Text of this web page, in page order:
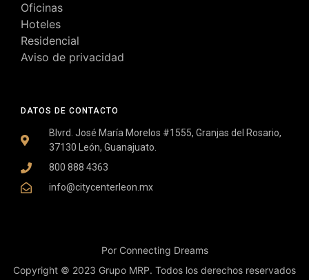
DATOS DE CONTACTO
Blvrd. José María Morelos #1555, Granjas del Rosario,
37130 León, Guanajuato.
800 888 4363
info@citycenterleon.mx
Oficinas
Hoteles
Residencial
Aviso de privacidad
Por Connecting Dreams
Copyright © 2023 Grupo MRP. Todos los derechos reservados